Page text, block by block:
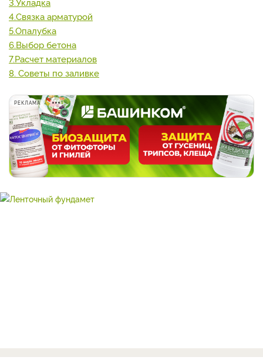
4.Связка арматурой
5.Опалубка
6.Выбор бетона
7.Расчет материалов
8. Советы по заливке
РЕКЛАМА